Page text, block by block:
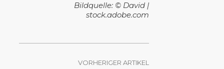
Bildquelle: © David |
stock.adobe.com
VORHERIGER ARTIKEL